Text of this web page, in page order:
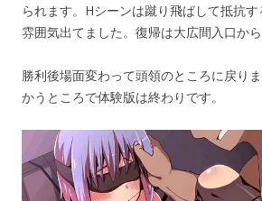
られます。Hシーンは蹴り飛ばして抵抗
雰囲気出てました。復帰は大広間入口から
勝利後場面変わって頭領のところに戻り
かうところで体験版は終わりです。